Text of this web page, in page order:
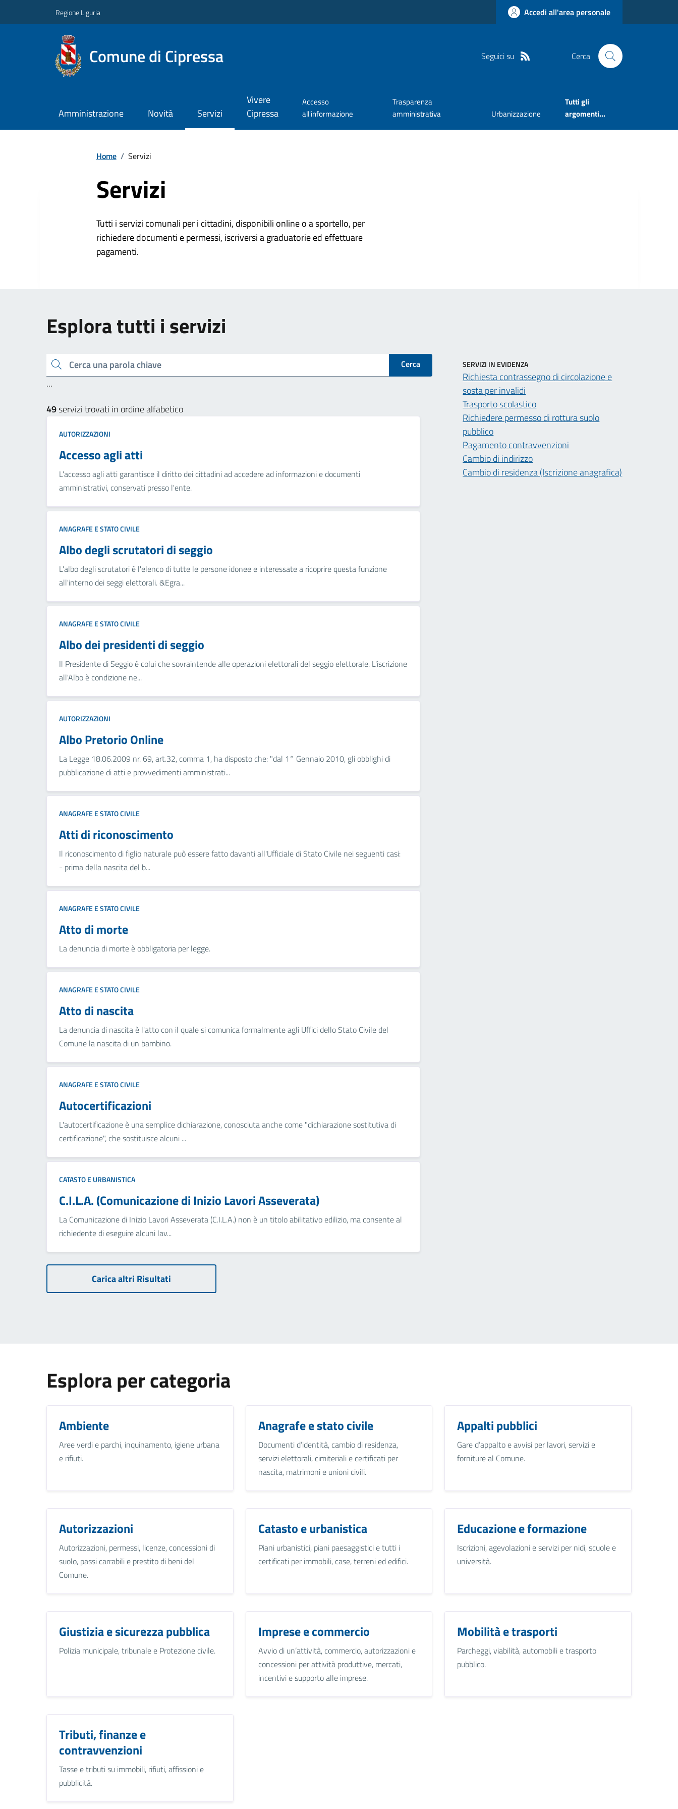
Regione Liguria Accedi all'area personale
Comune di Cipressa Seguici su Cerca
Amministrazione Novità Servizi
Vivere
Cipressa
Accesso
all'informazione
Trasparenza
amministrativa
Urbanizzazione
Tutti gli
argomenti...
Home / Servizi
Servizi
Tutti i servizi comunali per i cittadini, disponibili online o a sportello, per
richiedere documenti e permessi, iscriversi a graduatorie ed effettuare
pagamenti.
Esplora tutti i servizi
Cerca una parola chiave Cerca
...
49servizi trovati in ordine alfabetico
AUTORIZZAZIONI
Accesso agli atti
L'accesso agli atti garantisce il diritto dei cittadini ad accedere ad informazioni e documenti
amministrativi, conservati presso l'ente.
ANAGRAFE E STATO CIVILE
Albo degli scrutatori di seggio
L'albo degli scrutatori è l'elenco di tutte le persone idonee e interessate a ricoprire questa funzione
all'interno dei seggi elettorali. &Egra...
ANAGRAFE E STATO CIVILE
Albo dei presidenti di seggio
Il Presidente di Seggio è colui che sovraintende alle operazioni elettorali del seggio elettorale. L'iscrizione
all'Albo è condizione ne...
AUTORIZZAZIONI
Albo Pretorio Online
La Legge 18.06.2009 nr. 69, art.32, comma 1, ha disposto che: "dal 1° Gennaio 2010, gli obblighi di
pubblicazione di atti e provvedimenti amministrati...
ANAGRAFE E STATO CIVILE
Atti di riconoscimento
Il riconoscimento di figlio naturale può essere fatto davanti all'Ufficiale di Stato Civile nei seguenti casi:
- prima della nascita del b...
ANAGRAFE E STATO CIVILE
Atto di morte
La denuncia di morte è obbligatoria per legge.
ANAGRAFE E STATO CIVILE
Atto di nascita
La denuncia di nascita è l'atto con il quale si comunica formalmente agli Uffici dello Stato Civile del
Comune la nascita di un bambino.
ANAGRAFE E STATO CIVILE
Autocertificazioni
L'autocertificazione è una semplice dichiarazione, conosciuta anche come "dichiarazione sostitutiva di
certificazione", che sostituisce alcuni ...
CATASTO E URBANISTICA
C.I.L.A. (Comunicazione di Inizio Lavori Asseverata)
La Comunicazione di Inizio Lavori Asseverata (C.I.L.A.) non è un titolo abilitativo edilizio, ma consente al
richiedente di eseguire alcuni lav...
Carica altri Risultati
SERVIZI IN EVIDENZA
Richiesta contrassegno di circolazione e
sosta per invalidi
Trasporto scolastico
Richiedere permesso di rottura suolo
pubblico
Pagamento contravvenzioni
Cambio di indirizzo
Cambio di residenza (Iscrizione anagrafica)
Esplora per categoria
Ambiente
Aree verdi e parchi, inquinamento, igiene urbana
e rifiuti.
Anagrafe e stato civile
Documenti d’identità, cambio di residenza,
servizi elettorali, cimiteriali e certificati per
nascita, matrimoni e unioni civili.
Appalti pubblici
Gare d’appalto e avvisi per lavori, servizi e
forniture al Comune.
Autorizzazioni
Autorizzazioni, permessi, licenze, concessioni di
suolo, passi carrabili e prestito di beni del
Comune.
Catasto e urbanistica
Piani urbanistici, piani paesaggistici e tutti i
certificati per immobili, case, terreni ed edifici.
Educazione e formazione
Iscrizioni, agevolazioni e servizi per nidi, scuole e
università.
Giustizia e sicurezza pubblica
Polizia municipale, tribunale e Protezione civile.
Imprese e commercio
Avvio di un’attività, commercio, autorizzazioni e
concessioni per attività produttive, mercati,
incentivi e supporto alle imprese.
Mobilità e trasporti
Parcheggi, viabilità, automobili e trasporto
pubblico.
Tributi, finanze e
contravvenzioni
Tasse e tributi su immobili, rifiuti, affissioni e
pubblicità.